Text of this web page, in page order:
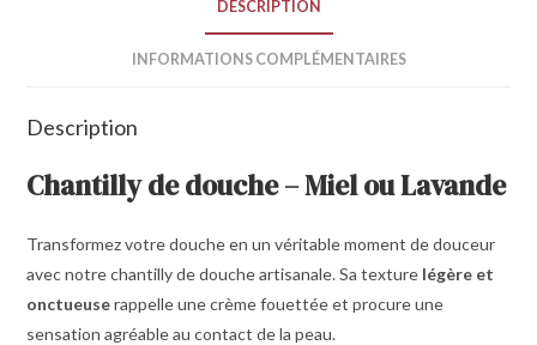
DESCRIPTION
INFORMATIONS COMPLÉMENTAIRES
Description
Chantilly de douche – Miel ou Lavande
Transformez votre douche en un véritable moment de douceur
avec notre chantilly de douche artisanale. Sa texture légère et
onctueuserappelle une crème fouettée et procure une
sensation agréable au contact de la peau.